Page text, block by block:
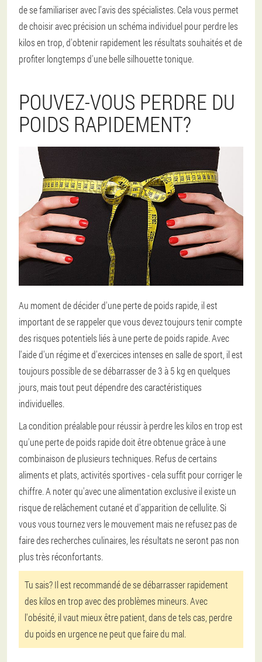
de se familiariser avec l'avis des spécialistes. Cela vous permet
de choisir avec précision un schéma individuel pour perdre les
kilos en trop, d'obtenir rapidement les résultats souhaités et de
profiter longtemps d'une belle silhouette tonique.
POUVEZ-VOUS PERDRE DU
POIDS RAPIDEMENT?
Au moment de décider d'une perte de poids rapide, il est
important de se rappeler que vous devez toujours tenir compte
des risques potentiels liés à une perte de poids rapide. Avec
l'aide d'un régime et d'exercices intenses en salle de sport, il est
toujours possible de se débarrasser de 3 à 5 kg en quelques
jours, mais tout peut dépendre des caractéristiques
individuelles.
La condition préalable pour réussir à perdre les kilos en trop est
qu'une perte de poids rapide doit être obtenue grâce à une
combinaison de plusieurs techniques. Refus de certains
aliments et plats, activités sportives - cela suffit pour corriger le
chiffre. A noter qu'avec une alimentation exclusive il existe un
risque de relâchement cutané et d'apparition de cellulite. Si
vous vous tournez vers le mouvement mais ne refusez pas de
faire des recherches culinaires, les résultats ne seront pas non
plus très réconfortants.
Tu sais? Il est recommandé de se débarrasser rapidement
des kilos en trop avec des problèmes mineurs. Avec
l'obésité, il vaut mieux être patient, dans de tels cas, perdre
du poids en urgence ne peut que faire du mal.